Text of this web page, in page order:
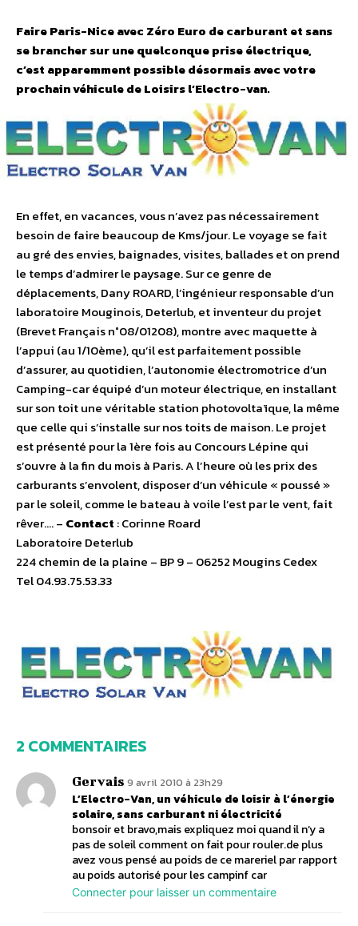
Faire Paris-Nice avec Zéro Euro de carburant et sans
se brancher sur une quelconque prise électrique,
c’est apparemment possible désormais avec votre
prochain véhicule de Loisirs l’Electro-van.
En effet, en vacances, vous n’avez pas nécessairement
besoin de faire beaucoup de Kms/jour. Le voyage se fait
au gré des envies, baignades, visites, ballades et on prend
le temps d’admirer le paysage. Sur ce genre de
déplacements, Dany ROARD, l’ingénieur responsable d’un
laboratoire Mouginois, Deterlub, et inventeur du projet
(Brevet Français n°08/01208), montre avec maquette à
l’appui (au 1/10ème), qu’il est parfaitement possible
d’assurer, au quotidien, l’autonomie électromotrice d’un
Camping-car équipé d’un moteur électrique, en installant
sur son toit une véritable station photovoltaïque, la même
que celle qui s’installe sur nos toits de maison. Le projet
est présenté pour la 1ère fois au Concours Lépine qui
s’ouvre à la fin du mois à Paris. A l’heure où les prix des
carburants s’envolent, disposer d’un véhicule « poussé »
par le soleil, comme le bateau à voile l’est par le vent, fait
rêver…. – Contact : Corinne Roard
Laboratoire Deterlub
224 chemin de la plaine – BP 9 – 06252 Mougins Cedex
Tel 04.93.75.53.33
2 COMMENTAIRES
Gervais 9 avril 2010 à 23h29
L’Electro-Van, un véhicule de loisir à l’énergie
solaire, sans carburant ni électricité
bonsoir et bravo,mais expliquez moi quand il n’y a
pas de soleil comment on fait pour rouler.de plus
avez vous pensé au poids de ce mareriel par rapport
au poids autorisé pour les campinf car
Connecter pour laisser un commentaire